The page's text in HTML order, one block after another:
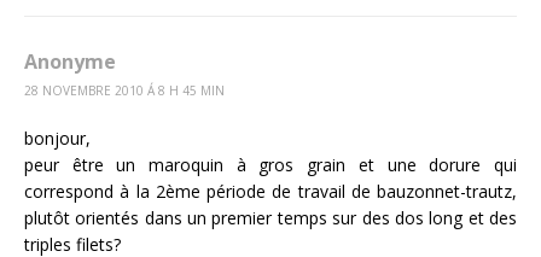
Anonyme
28 NOVEMBRE 2010 Á 8 H 45 MIN
bonjour,
peur être un maroquin à gros grain et une dorure qui
correspond à la 2ème période de travail de bauzonnet-trautz,
plutôt orientés dans un premier temps sur des dos long et des
triples filets?